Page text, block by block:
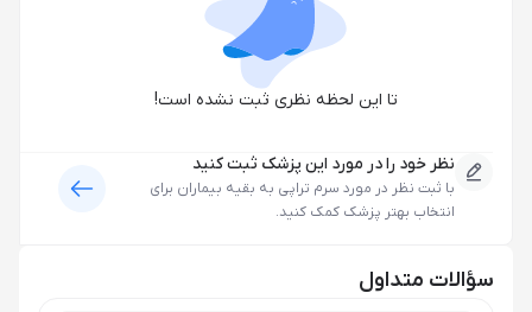
تا این لحظه نظری ثبت نشده است!
نظر خود را در مورد این پزشک ثبت کنید
با ثبت نظر در مورد سرم تراپی به بقیه بیماران برای
انتخاب بهتر پزشک کمک کنید.
سؤالات متداول